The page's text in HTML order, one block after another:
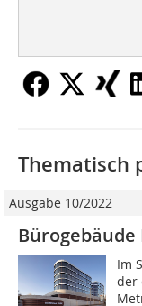
Thematisch
Ausgabe 10/2022
Bürogebäude
Im
der